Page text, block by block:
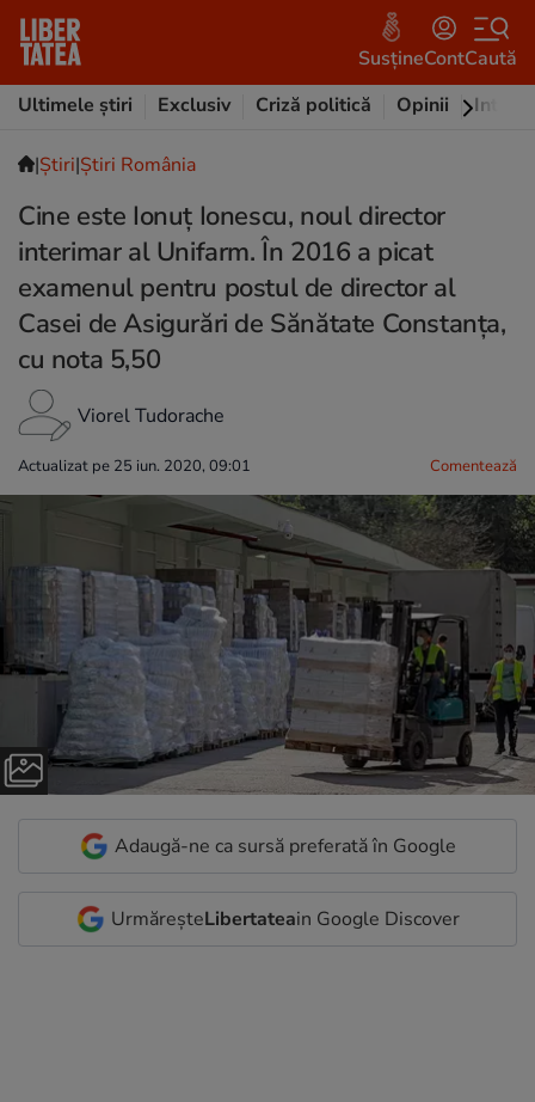
SusțineContCaută
Ultimele știri
Exclusiv Criză politică Opinii
|Ştiri|Știri România
Cine este Ionuț Ionescu, noul director
interimar al Unifarm. În 2016 a picat
examenul pentru postul de director al
Casei de Asigurări de Sănătate Constanța,
cu nota 5,50
Viorel Tudorache
Actualizat pe 25 iun. 2020, 09:01 Comentează
Adaugă-ne ca sursă preferată în Google
UrmăreșteLibertateain Google Discover